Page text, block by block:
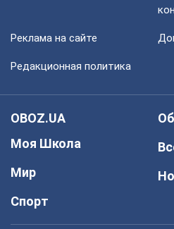
Реклама на сайте
Редакционная политика
OBOZ.UA
Моя Школа
Мир
Спорт